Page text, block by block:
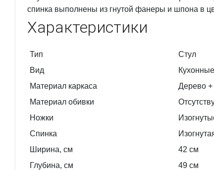
спинка выполнены из гнутой фанеры и шпона в
Характеристики
Тип
Cтул
Вид
Кухонные
Материал каркаса
Дерево +
Материал обивки
Ножки
Спинка
Ширина, см
42 см
Глубина, см
49 см